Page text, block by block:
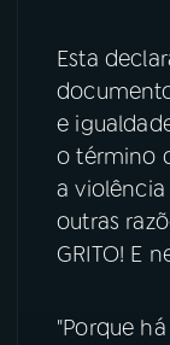
Esta
e
o término
a violência
outras
GRITO! E
"Porque